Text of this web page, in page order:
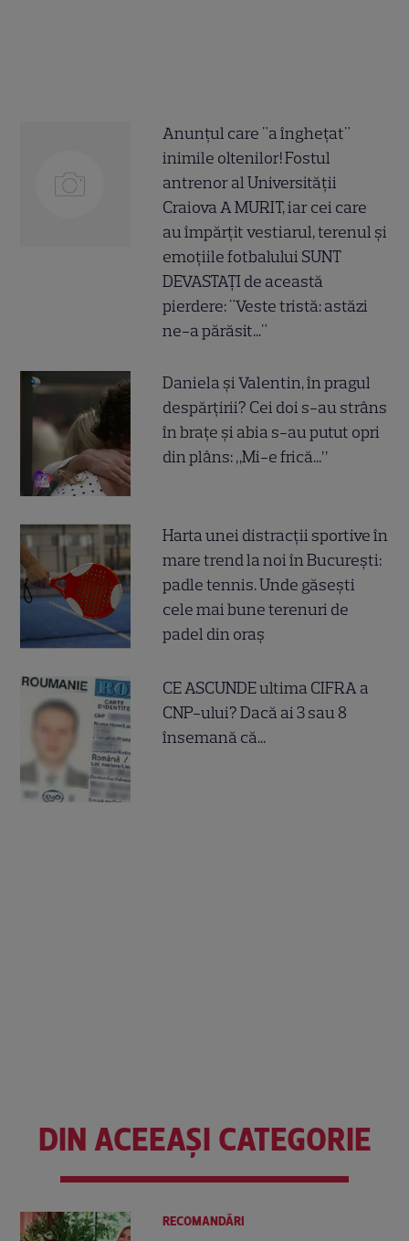
Anunțul care "a înghețat"
inimile oltenilor! Fostul
antrenor al Universității
Craiova A MURIT, iar cei care
au împărțit vestiarul, terenul și
emoțiile fotbalului SUNT
DEVASTAȚI de această
pierdere: "Veste tristă: astăzi
ne-a părăsit..."
Daniela și Valentin, în pragul
despărțirii? Cei doi s-au strâns
în brațe și abia s-au putut opri
din plâns: „Mi-e frică...”
Harta unei distracții sportive în
mare trend la noi în București:
padle tennis. Unde găsești
cele mai bune terenuri de
padel din oraș
CE ASCUNDE ultima CIFRA a
CNP-ului? Dacă ai 3 sau 8
însemană că...
DIN ACEEAȘI CATEGORIE
RECOMANDĂRI